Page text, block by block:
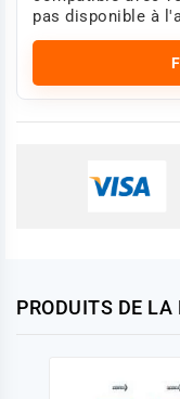
pas disponible à
PRODUITS DE LA